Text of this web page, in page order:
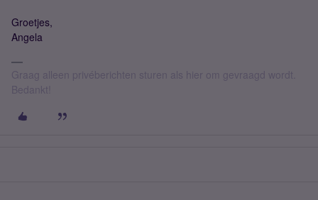
Groetjes,
Angela
Graag alleen privéberichten sturen als hier om gevraagd wordt.
Bedankt!